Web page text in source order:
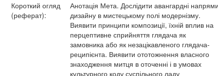
Короткий огляд
(реферат):
Анотація Мета. Дослідити авангардні
дизайну в мистецькому полі модернізму.
Виявити принципи композиції, їхній вплив на
перцептивне сприйняття глядача як
замовника або як незацікавленого глядача-
реципієнта. Виявити ототожнення власного
знаходження митця в оточенні і в умовах
культурного коду суспільного ладу